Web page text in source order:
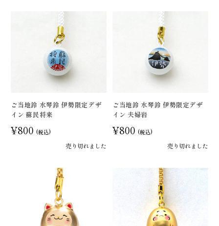
ご当地鈴 水琴鈴 伊勢限定デザ
イン 蘇民将来
¥800 (税込)
売り切れました
ご当地鈴 水琴鈴 伊勢限定デザ
イン 夫婦岩
¥800 (税込)
売り切れました